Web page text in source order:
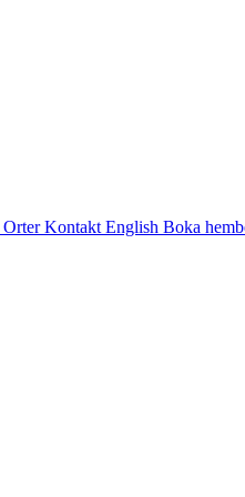
OrterKontakt English Boka